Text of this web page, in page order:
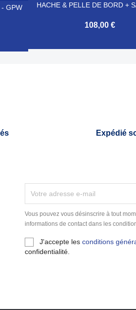
- GPW HACHE & PELLE DE BORD +
108,00 €
Expédié
Vous pouvez vous désinscrire à tout
informations de contact dans les
J'accepte lesconditions
confidentialité.